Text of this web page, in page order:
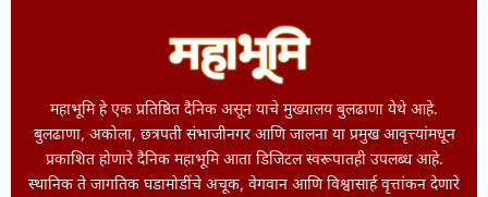
महाभूमि हे एक प्रतिष्ठित दैनिक असून याचे मुख्यालय बुलढाणा येथे आहे.
बुलढाणा, अकोला, छत्रपती संभाजीनगर आणि जालना या प्रमुख आवृत्त्यांमधून
प्रकाशित होणारे दैनिक महाभूमि आता डिजिटल स्वरूपातही उपलब्ध आहे.
स्थानिक ते जागतिक घडामोडींचे अचूक, वेगवान आणि विश्वासार्ह वृत्तांकन देणारे